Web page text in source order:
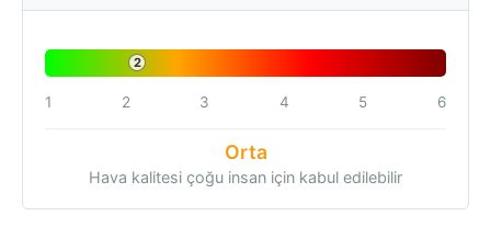
2
1 2 3 4 5 6
Orta
Hava kalitesi çoğu insan için kabul edilebilir